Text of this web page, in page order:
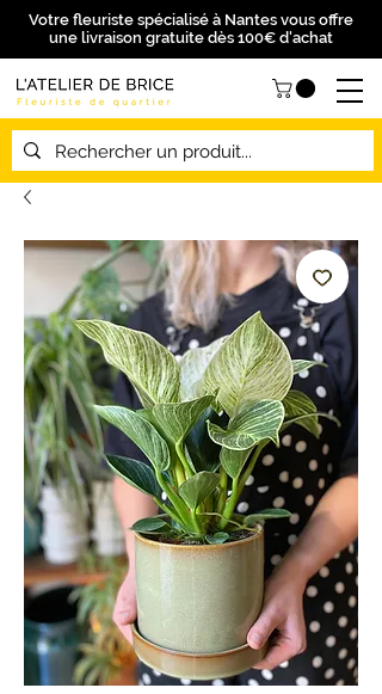
Votre fleuriste spécialisé à Nantes vous offre
une livraison gratuite dès 100€ d'achat